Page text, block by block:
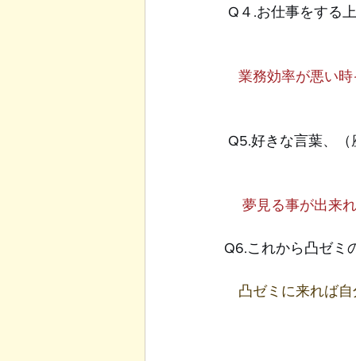
Q４.お仕事をする
業務効率が悪い時
Q5.好きな言葉、
夢見る事が出来
Q6.これから凸ゼミ
凸ゼミに来れば